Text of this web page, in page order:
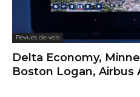
Revues de vols
Delta Economy,
Boston Logan, Airbus